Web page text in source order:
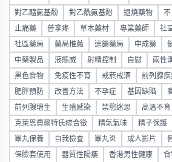
對乙醯氨基酚 對乙酰氨基酚 退燒藥物 不
止痛藥 普拿疼 草本藥材 專業藥師 社
社區藥局 藥局推薦 連鎖藥局 中成藥
中藥製品 液態威 射精控制 自慰 兩性
黑色食物 免疫性不育 戒菸戒酒 前列腺疾
肥胖預防 改善方法 不孕症 基因缺陷
前列腺增生 生殖感染 禁慾迷思 高溫不育
克萊恩費爾特氏綜合徵 精氣氣味 精子保護
睪丸保養 自我檢查 睪丸炎 成人影片
保險套使用 器質性陽痿 香港男性健康 食